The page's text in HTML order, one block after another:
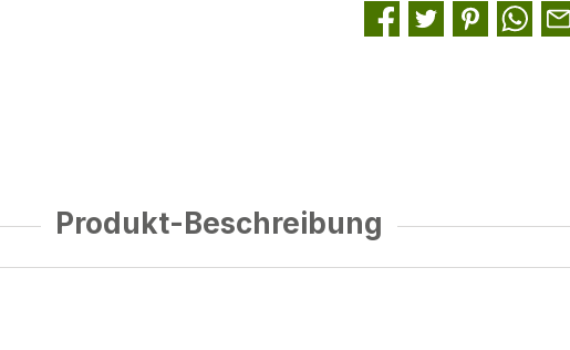
Produkt-Beschreibung